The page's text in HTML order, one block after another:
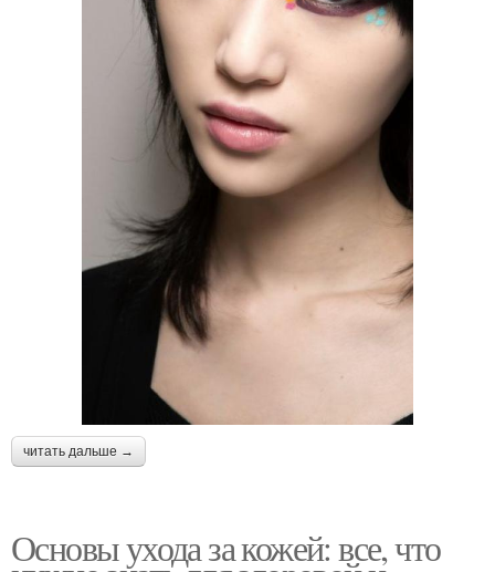
читать дальше →
Основы ухода за кожей: все, что